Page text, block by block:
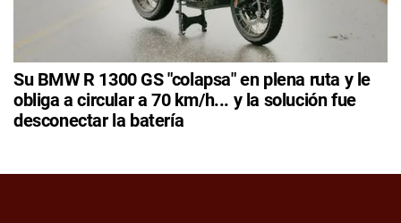
Su BMW R 1300 GS "colapsa" en plena ruta y le
obliga a circular a 70 km/h... y la solución fue
desconectar la batería